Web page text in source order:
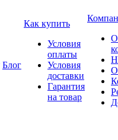
Блог
Как купить
Условия
оплаты
Условия
доставки
Гарантия
на товар
О